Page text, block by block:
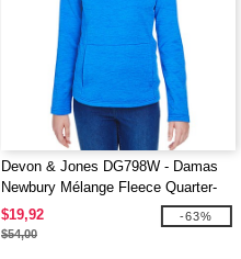
Devon & Jones DG798W - Damas
Newbury Mélange Fleece Quarter-
Zip
$19,92
$54,00
-63%